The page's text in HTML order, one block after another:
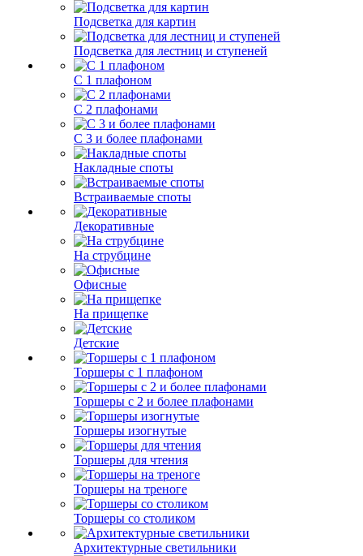
Подсветка для картин
Подсветка для лестниц и ступеней
С 1 плафоном
С 2 плафонами
С 3 и более плафонами
Накладные споты
Встраиваемые споты
Декоративные
На струбцине
Офисные
На прищепке
Детские
Торшеры с 1 плафоном
Торшеры с 2 и более плафонами
Торшеры изогнутые
Торшеры для чтения
Торшеры на треноге
Торшеры со столиком
Архитектурные светильники